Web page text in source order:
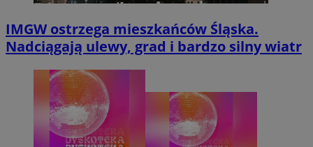
IMGW ostrzega mieszkańców Śląska.
Nadciągają ulewy, grad i bardzo silny wiatr